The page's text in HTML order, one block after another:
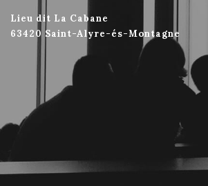
Lieu dit La Cabane
63420 Saint-Alyre-és-Montagne